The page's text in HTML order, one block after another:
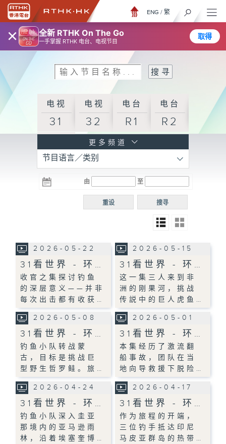
× 全新 RTHK On The Go
一手掌握 RTHK 电台、电视节目
取得
ENG / 繁
电视
31
电视
32
电台
R1
电台
R2
R3
电台 电台
R5
电台
普通
更多频道
节目语言／类别
由 至
搜寻
重设
2026-05-22
31看世界 - 环…
收官之集探讨钓鱼
的深层意义——并非
每次出击都有收获…
2026-05-15
31看世界 - 环…
这一集三人来到非
洲的刚果河，挑战
传説中的巨人虎鱼…
2026-05-08
31看世界 - 环…
钓鱼小队转战蒙
古，目标是挑战巨
型野生哲罗鲑。旅…
2026-05-01
31看世界 - 环…
本集经历了激流翻
船事故，团队在当
地向导救援下脱险…
2026-04-24
31看世界 - 环…
钓鱼小队深入圭亚
那境内的亚马逊雨
林，沿着埃塞奎博…
2026-04-17
31看世界 - 环…
作为旅程的开端，
三位钓手抵达印尼
马皮亚群岛的热带…